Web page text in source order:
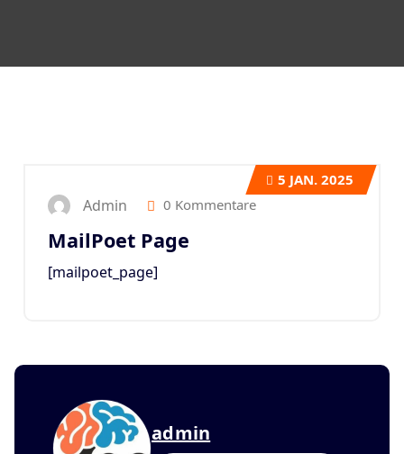
5 JAN. 2025
Admin 0 Kommentare
MailPoet Page
[mailpoet_page]
admin